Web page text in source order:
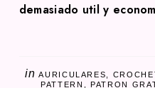
demasiado util y
in AURICULARES
PATTERN
PATRON